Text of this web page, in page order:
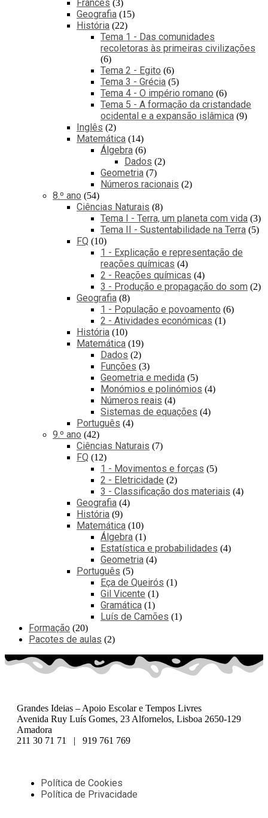
Francês 3
Geografia 15
História 22
Tema 1 - Das comunidades
recoletoras às primeiras civilizações
6
Tema 2 - Egito 6
Tema 3 - Grécia 5
Tema 4 - O império romano 6
Tema 5 - A formação da cristandade
ocidental e a expansão islâmica 9
Inglês 2
Matemática 14
Álgebra 6
Dados 2
Geometria 7
Números racionais 2
8.º ano 54
Ciências Naturais 8
Tema I - Terra, um planeta com vida 3
Tema II - Sustentabilidade na Terra 5
FQ 10
1 - Explicação e representação de
reações químicas 4
2 - Reações químicas 4
3 - Produção e propagação do som 2
Geografia 8
1 - População e povoamento 6
2 - Atividades económicas 1
História 10
Matemática 19
Dados 2
Funções 3
Geometria e medida 5
Monómios e polinómios 4
Números reais 4
Sistemas de equações 4
Português 4
9.º ano 42
Ciências Naturais 7
FQ 12
1 - Movimentos e forças 5
2 - Eletricidade 2
3 - Classificação dos materiais 4
Geografia 4
História 9
Matemática 10
Álgebra 1
Estatística e probabilidades 4
Geometria 4
Português 5
Eça de Queirós 1
Gil Vicente 1
Gramática 1
Luís de Camões 1
Formação 20
Pacotes de aulas 2
Grandes Ideias – Apoio Escolar e Tempos Livres
Avenida Ruy Luís Gomes, 23 Alfornelos, Lisboa 2650-129
Amadora
211 30 71 71 | 919 761 769
Política de Cookies
Política de Privacidade